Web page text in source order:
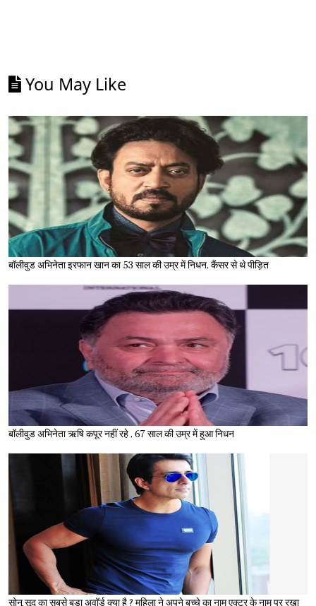
You May Like
बॉलीवुड अभिनेता इरफान खान का 53 साल की उम्र में निधन, कैंसर से थे पीड़ित
बॉलीवुड अभिनेता ऋषि कपूर नहीं रहे , 67 साल की उम्र में हुआ निधन
सोनू सूद का सबसे बड़ा अवॉर्ड क्या है ? महिला ने अपने बच्चे का नाम एक्टर के नाम पर रखा